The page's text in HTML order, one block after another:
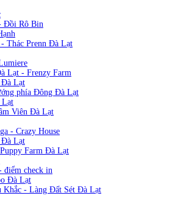
Đồi Rô Bin
- Thác Prenn Đà Lạt
Lạt - Frenzy Farm
Đà Lạt
phía Đông Đà Lạt
Lạt
Viên Đà Lạt
- Crazy House
Đà Lạt
Farm Đà Lạt
điểm check in
Đà Lạt
- Làng Đất Sét Đà Lạt